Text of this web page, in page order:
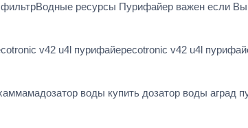
ресурсы Пурифайер важен если Вы
v42 u4l пурифайерecotronic v42 u4l
воды купить дозатор воды аград